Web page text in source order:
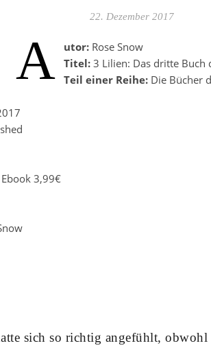
22. Dezember 2017
A utor: Rose Snow
Titel: 3 Lilien: Das dritte Buch
Teil einer Reihe: Die Bücher
3,99€
sich so richtig angefühlt, obwohl